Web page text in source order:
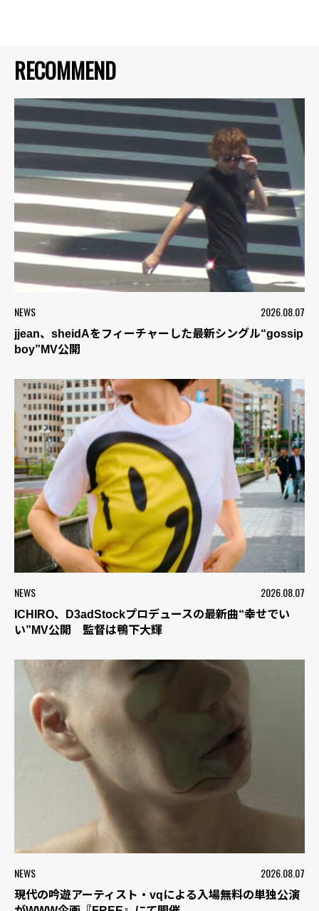
RECOMMEND
NEWS 2026.08.07
jjean、sheidAをフィーチャーした最新シングル“gossip
boy”MV公開
NEWS 2026.08.07
ICHIRO、D3adStockプロデュースの最新曲“幸せでい
い”MV公開 監督は鴨下大輝
NEWS 2026.08.07
現代の吟遊アーティスト・vqによる入場無料の単独公演